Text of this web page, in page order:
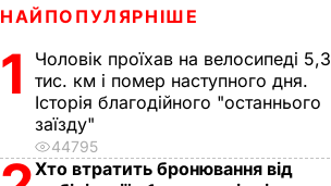
НАЙПОПУЛЯРНІШЕ
1
Чоловік проїхав на велосипеді 5,3
тис. км і помер наступного дня.
Історія благодійного "останнього
заїзду"
44795
Хто втратить бронювання від